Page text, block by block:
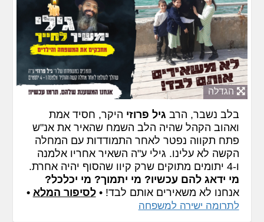
הגדלה
בלב נשבר, הרב גיל פרוזי היקר, חסיד אמת
ואהוב הקהל שהיה הלב השמח שהאיר את אנ"ש
פתח תקווה נפטר לאחר התמודדות עם המחלה
הקשה לא עלינו. גילי ע"ה השאיר אחריו אלמנה
ו-4 יתומים מתוקים שרק קיוו שהסוף יהיה אחרת.
מי ידאג להם עכשיו? מי יתמוך? מי יכלכל?
אנחנו לא משאירים אותם לבד! •לסיפור המלא •
לתרומה ישירה למשפחה